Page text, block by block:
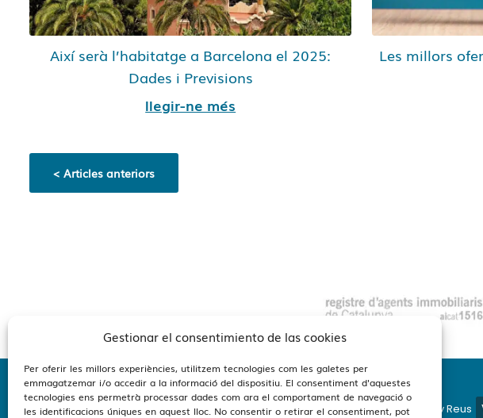
Gestionar el consentimiento de las cookies
Per oferir les millors experiències, utilitzem tecnologies com les galetes per
emmagatzemar i/o accedir a la informació del dispositiu. El consentiment d'aquestes
tecnologies ens permetrà processar dades com ara el comportament de navegació o
les identificacions úniques en aquest lloc. No consentir o retirar el consentiment, pot
Així serà l’habitatge a Barcelona el 2025:
Dades i Previsions
llegir-ne més
Les millors
< Articles anteriors
Estamos en Barcelona y Reus